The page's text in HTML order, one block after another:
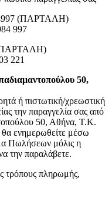
(ΠΑΡΤΑΛΗ)
997
(ΠΑΡΤΑΛΗ)
221
50,
ή πιστωτική/χρεωστική
την παραγγελία σας από
50, Αθήνα, Τ.Κ.
ενημερωθείτε μέσω
Πωλήσεων μόλις η
την παραλάβετε.
τρόπους πληρωμής,